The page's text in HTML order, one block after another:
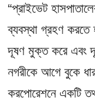
“প্রাইভেট
ব্যবস্থা গ্রহণ করতে
দূষণ মুক্ত করে এবং
নগরীকে আগে বুকে
করপোরেশনে একটি